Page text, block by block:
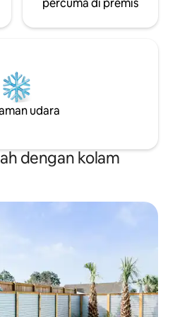
percuma di premis
udara
dengan kolam